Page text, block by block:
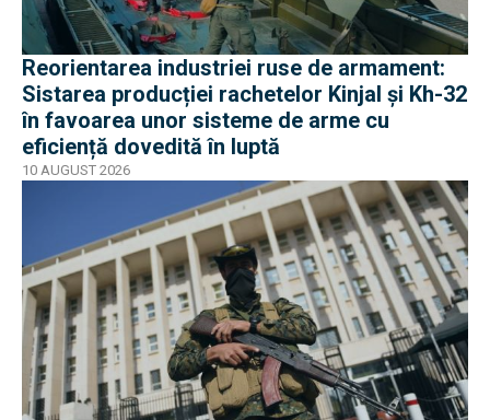
Reorientarea industriei ruse de armament:
Sistarea producției rachetelor Kinjal și Kh-32
în favoarea unor sisteme de arme cu
eficiență dovedită în luptă
10 AUGUST 2026